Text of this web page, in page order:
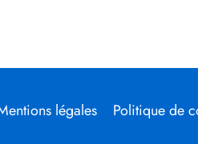
légales Politique de